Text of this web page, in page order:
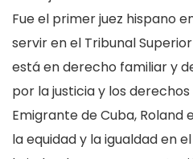
Fue el primer juez hispano
servir en el Tribunal
está en derecho familiar y
por la justicia y los derechos
Emigrante de Cuba, Roland
la equidad y la igualdad en